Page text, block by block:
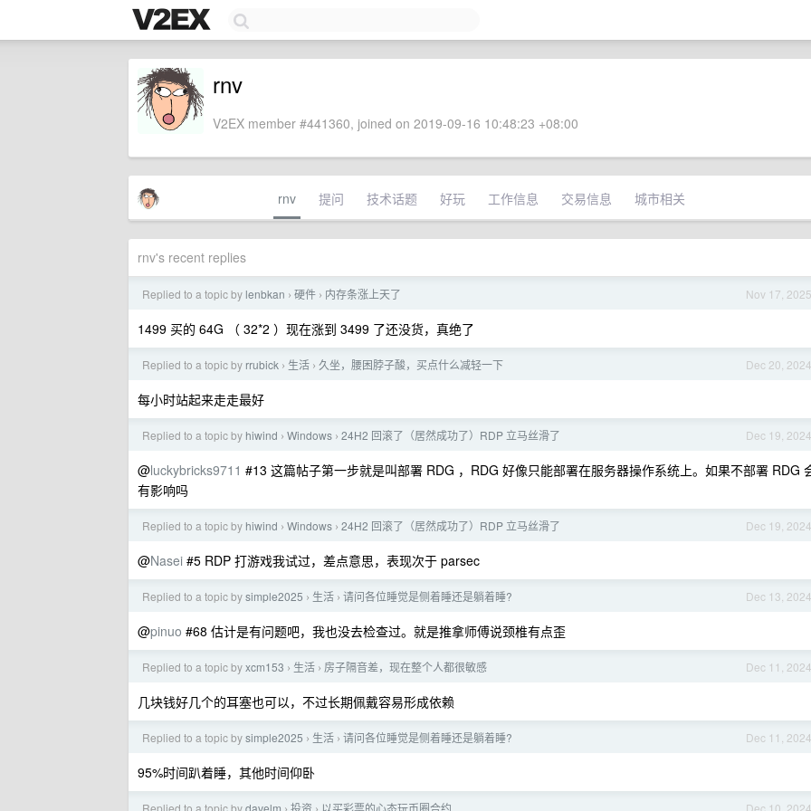
rnv
V2EX member #441360, joined on 2019-09-16 10:48:23 +08:00
rnv 提问 技术话题 好玩 工作信息 交易信息 城市相关
rnv's recent replies
Nov 17, 2025
Replied to a topic by lenbkan › 硬件 › 内存条涨上天了
1499 买的 64G （ 32*2 ）现在涨到 3499 了还没货，真绝了
Dec 20, 2024
Replied to a topic by rrubick › 生活 › 久坐，腰困脖子酸，买点什么减轻一下
每小时站起来走走最好
Dec 19, 2024
Replied to a topic by hiwind › Windows › 24H2 回滚了（居然成功了）RDP 立马丝滑了
@luckybricks9711 #13 这篇帖子第一步就是叫部署 RDG ，RDG 好像只能部署在服务器操作系统上。如果不部署 RDG
有影响吗
Dec 19, 2024
Replied to a topic by hiwind › Windows › 24H2 回滚了（居然成功了）RDP 立马丝滑了
@Nasei #5 RDP 打游戏我试过，差点意思，表现次于 parsec
Dec 13, 2024
Replied to a topic bysimple2025 › 生活 › 请问各位睡觉是侧着睡还是躺着睡?
@pinuo #68 估计是有问题吧，我也没去检查过。就是推拿师傅说颈椎有点歪
Dec 11, 2024
Replied to a topic byxcm153 › 生活 › 房子隔音差，现在整个人都很敏感
几块钱好几个的耳塞也可以，不过长期佩戴容易形成依赖
Dec 11, 2024
Replied to a topic bysimple2025 › 生活 › 请问各位睡觉是侧着睡还是躺着睡?
95%时间趴着睡，其他时间仰卧
Dec 10, 2024
Replied to a topic bydavelm 投资 以买彩票的心态玩币圈合约